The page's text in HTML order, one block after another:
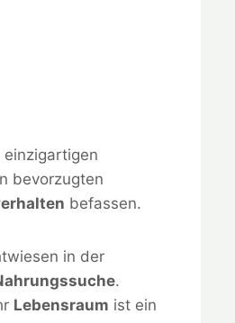
einzigartigen
bevorzugten
befassen.
in der
.
Lebensraum ist ein